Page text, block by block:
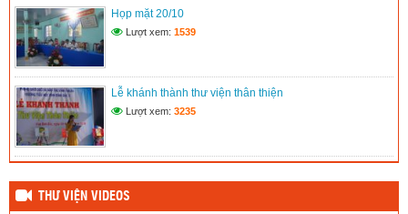
Họp mặt ngày 20/11
(11/06/2020)
Hưởng ứng tuần lễ áo dài Việt Nam
(11/06/2020)
Họp mặt 20/10
Lượt xem: 1539
Lễ khánh thành thư viện thân thiện
Lượt xem: 3235
THƯ VIỆN VIDEOS